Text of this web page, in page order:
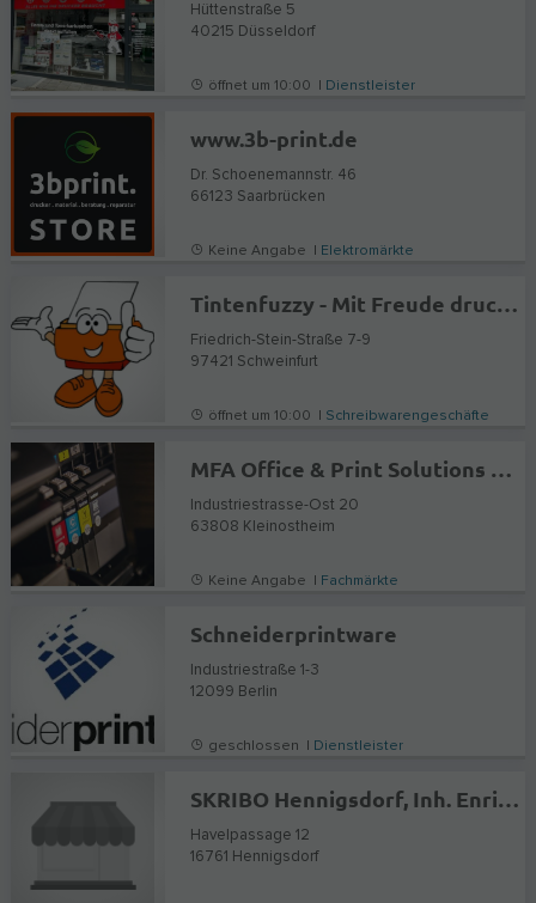
Hüttenstraße 5
40215 Düsseldorf
öffnet um 10:00 | Dienstleister
www.3b-print.de
Dr. Schoenemannstr. 46
66123 Saarbrücken
Keine Angabe | Elektromärkte
Tintenfuzzy - Mit Freude drucken!
Friedrich-Stein-Straße 7-9
97421 Schweinfurt
öffnet um 10:00 | Schreibwarengeschäfte
MFA Office & Print Solutions Mohamed Abdelsalam
Industriestrasse-Ost 20
63808 Kleinostheim
Keine Angabe | Fachmärkte
Schneiderprintware
Industriestraße 1-3
12099 Berlin
geschlossen | Dienstleister
SKRIBO Hennigsdorf, Inh. Enrico Heller
Havelpassage 12
16761 Hennigsdorf